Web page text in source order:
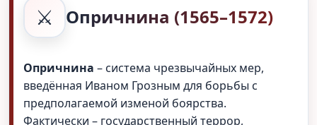
⚔️ Опричнина (1565–1572)
Опричнина – система чрезвычайных мер,
введённая Иваном Грозным для борьбы с
предполагаемой изменой боярства.
Фактически – государственный террор,